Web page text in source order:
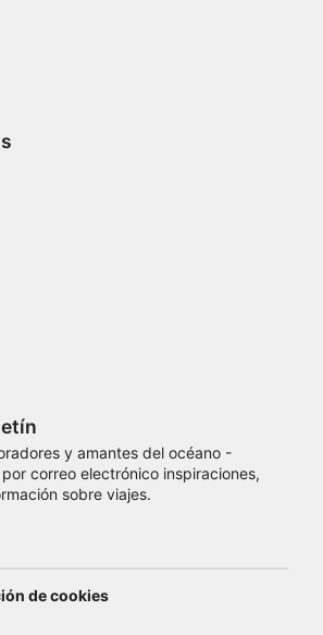
y amantes del océano -
correo electrónico inspiraciones,
sobre viajes.
de cookies
en función de la
activamente
a la OIA: